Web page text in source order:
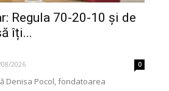
Regula 70-20-10 și de
îți...
2026 0
Denisa Pocol, fondatoarea